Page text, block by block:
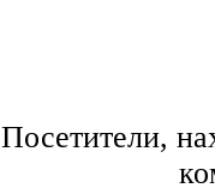
Посетители,